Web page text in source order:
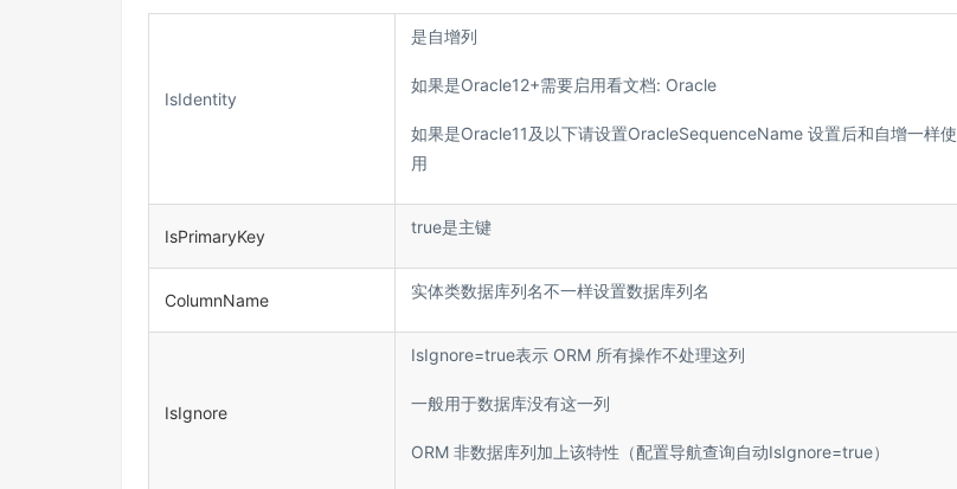
IsIdentity
是自增列
如果是Oracle12+需要启用看文档: Oracle
如果是Oracle11及以下请设置OracleSequenceName 设置后和自增一样使
用
IsPrimaryKey true是主键
ColumnName 实体类数据库列名不一样设置数据库列名
IsIgnore
IsIgnore=true表示 ORM 所有操作不处理这列
一般用于数据库没有这一列
ORM 非数据库列加上该特性（配置导航查询自动IsIgnore=true）